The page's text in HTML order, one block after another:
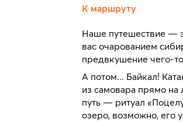
К маршруту
Наше путешествие —
вас очарованием
предвкушение чего-
А потом... Байкал!
из самовара прямо на
путь — ритуал
озеро, возможно, его